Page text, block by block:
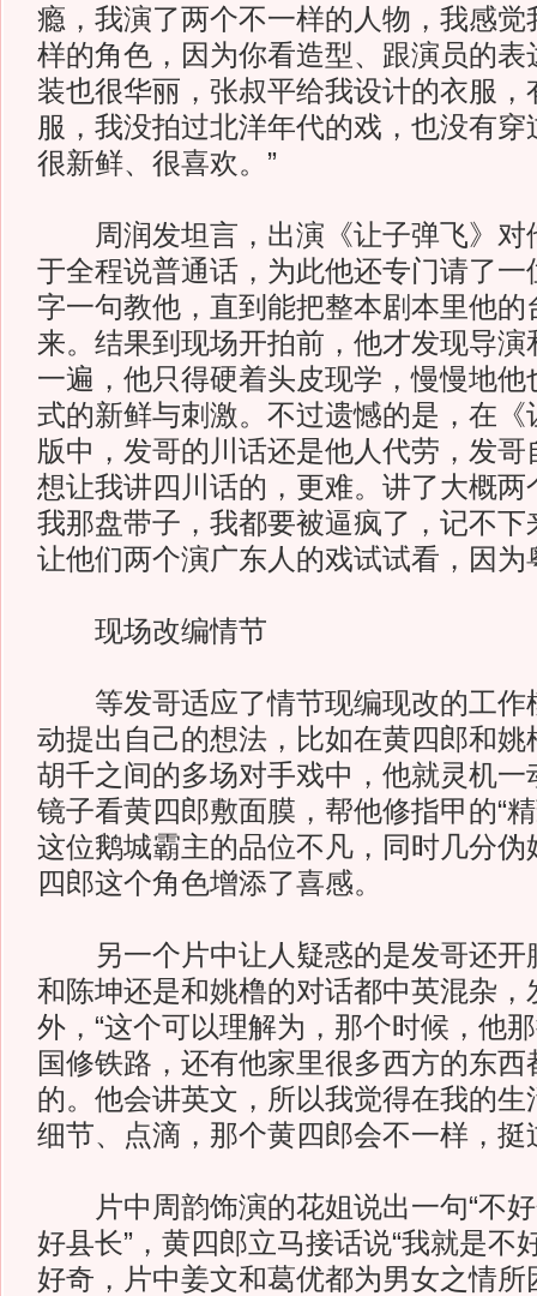
瘾，我演了两个不一样的人物，我感觉
样的角色，因为你看造型、跟演员的表
装也很华丽，张叔平给我设计的衣服，
服，我没拍过北洋年代的戏，也没有
很新鲜、很喜欢。”
周润发坦言，出演《让子弹飞》对
于全程说普通话，为此他还专门请了一
字一句教他，直到能把整本剧本里他的
来。结果到现场开拍前，他才发现导演
一遍，他只得硬着头皮现学，慢慢地他
式的新鲜与刺激。不过遗憾的是，在《
版中，发哥的川话还是他人代劳，发哥
想让我讲四川话的，更难。讲了大概两
我那盘带子，我都要被逼疯了，记不下
让他们两个演广东人的戏试试看，因为
现场改编情节
等发哥适应了情节现编现改的工作
动提出自己的想法，比如在黄四郎和姚
胡千之间的多场对手戏中，他就灵机一
镜子看黄四郎敷面膜，帮他修指甲的“
这位鹅城霸主的品位不凡，同时几分伪
四郎这个角色增添了喜感。
另一个片中让人疑惑的是发哥还开
和陈坤还是和姚橹的对话都中英混杂，
外，“这个可以理解为，那个时候，他
国修铁路，还有他家里很多西方的东
的。他会讲英文，所以我觉得在我的生
细节、点滴，那个黄四郎会不一样，挺
片中周韵饰演的花姐说出一句“不好
好县长”，黄四郎立马接话说“我就是不
好奇，片中姜文和葛优都为男女之情所